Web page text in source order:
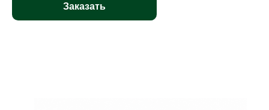
Заказать